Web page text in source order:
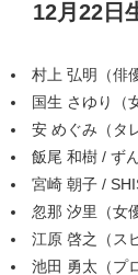
12月22日
村上 弘明（俳
国生 さゆり（
安 めぐみ（タ
飯尾 和樹 / ず
宮崎 朝子 /
忽那 汐里（女
江原 啓之（ス
池田 勇太（プ